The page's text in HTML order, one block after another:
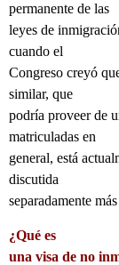
permanente de las
leyes de
cuando el
Congreso creyó
similar, que
podría proveer de
matriculadas en
general, está
discutida
separadamente
¿Qué es
una visa de no